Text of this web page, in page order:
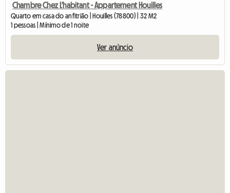
Chambre Chez L'habitant - Appartement Houilles
Quarto em casa do anfitrião | Houilles (78800) | 32 M2
1 pessoas | Mínimo de 1 noite
Ver anúncio